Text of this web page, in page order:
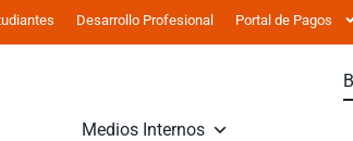
Desarrollo Profesional Portal de Pagos
Medios Internos